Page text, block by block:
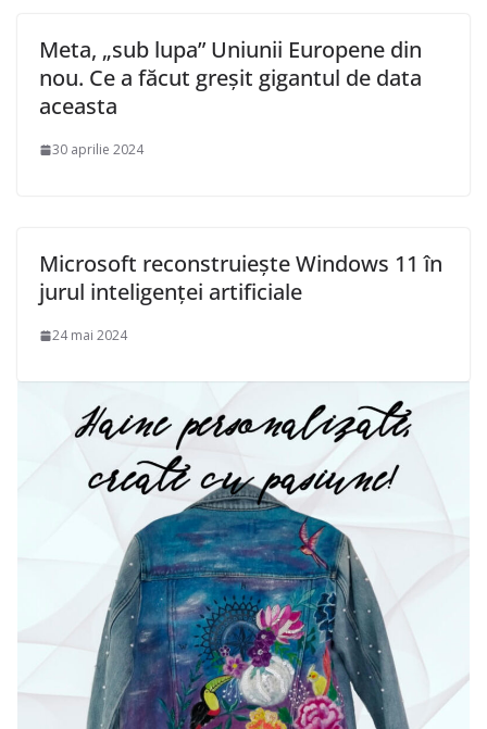
Meta, „sub lupa” Uniunii Europene din
nou. Ce a făcut greșit gigantul de data
aceasta
30 aprilie 2024
Microsoft reconstruiește Windows 11 în
jurul inteligenței artificiale
24 mai 2024